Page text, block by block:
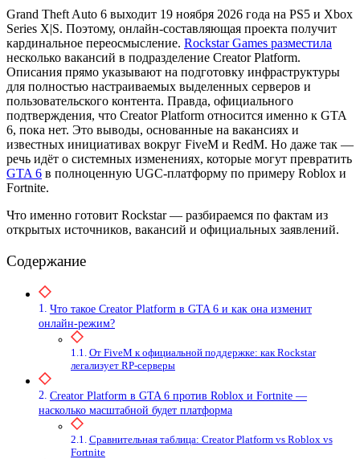
Grand Theft Auto 6 выходит 19 ноября 2026 года на PS5 и Xbox
Series X|S. Поэтому, онлайн-составляющая проекта получит
кардинальное переосмысление. Rockstar Games разместила
несколько вакансий в подразделение Creator Platform.
Описания прямо указывают на подготовку инфраструктуры
для полностью настраиваемых выделенных серверов и
пользовательского контента. Правда, официального
подтверждения, что Creator Platform относится именно к GTA
6, пока нет. Это выводы, основанные на вакансиях и
известных инициативах вокруг FiveM и RedM. Но даже так —
речь идёт о системных изменениях, которые могут превратить
GTA 6 в полноценную UGC-платформу по примеру Roblox и
Fortnite.
Что именно готовит Rockstar — разбираемся по фактам из
открытых источников, вакансий и официальных заявлений.
Содержание
Что такое Creator Platform в GTA 6 и как она изменит
онлайн-режим?
От FiveM к официальной поддержке: как Rockstar
легализует RP-серверы
Creator Platform в GTA 6 против Roblox и Fortnite —
насколько масштабной будет платформа
Сравнительная таблица: Creator Platform vs Roblox vs
Fortnite